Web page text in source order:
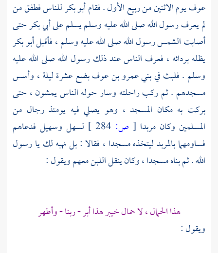
عوفيوم الاثنين من ربيع الأول . فقامأبو بكرللناس فطفق من
لم يعرف رسول الله صلى الله عليه وسلم يسلم علىأبي بكرحتى
أصابت الشمس رسول الله صلى الله عليه وسلم ، فأقبلأبو بكر
يظله بردائه ، فعرف الناس عند ذلك رسول الله صلى الله عليه
وسلم . فلبث فيبني عمرو بن عوفبضع عشرة ليلة ، وأسس
مسجدهم . ثم ركب راحلته وسار حوله الناس يمشون ، حتى
بركت به مكان المسجد ، وهو يصلي فيه يومئذ رجال من
المسلمين وكان مربدا [ ص: لسهل وسهيل فدعاهم
فساومهما بالمربد ليتخذه مسجدا ، فقالا : بل نهبه لك يا رسول
الله . ثم بناه مسجدا ، وكان ينقل اللبن معهم ويقول :
هذا الحمال ، لا حمال خيبر هذا أبر - ربنا - وأطهر
ويقول :